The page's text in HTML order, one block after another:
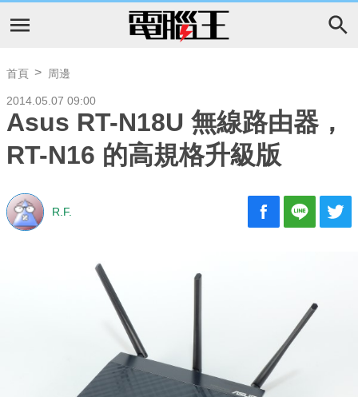
首頁 周邊
2014.05.07 09:00
Asus RT-N18U 無線路由器，
RT-N16 的高規格升級版
R.F.